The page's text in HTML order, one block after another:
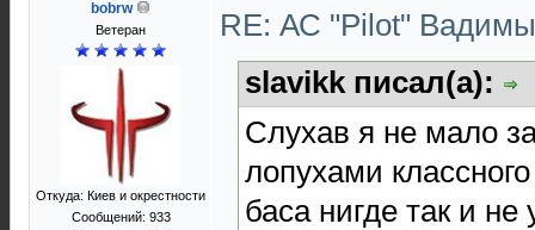
bobrw
Ветеран
Откуда: Киев и окрестности
Сообщений: 933
RE: АС "Pilot"
slavikk писал(а):
Слухав я не мало
лопухами
баса нигде так и